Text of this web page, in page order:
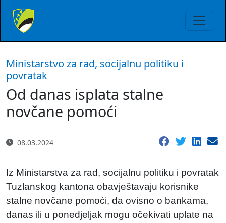
Ministarstvo za rad, socijalnu politiku i
povratak
Od danas isplata stalne
novčane pomoći
08.03.2024
Iz Ministarstva za rad, socijalnu politiku i povratak
Tuzlanskog kantona obavještavaju korisnike
stalne novčane pomoći, da ovisno o bankama,
danas ili u ponedjeljak mogu očekivati uplate na